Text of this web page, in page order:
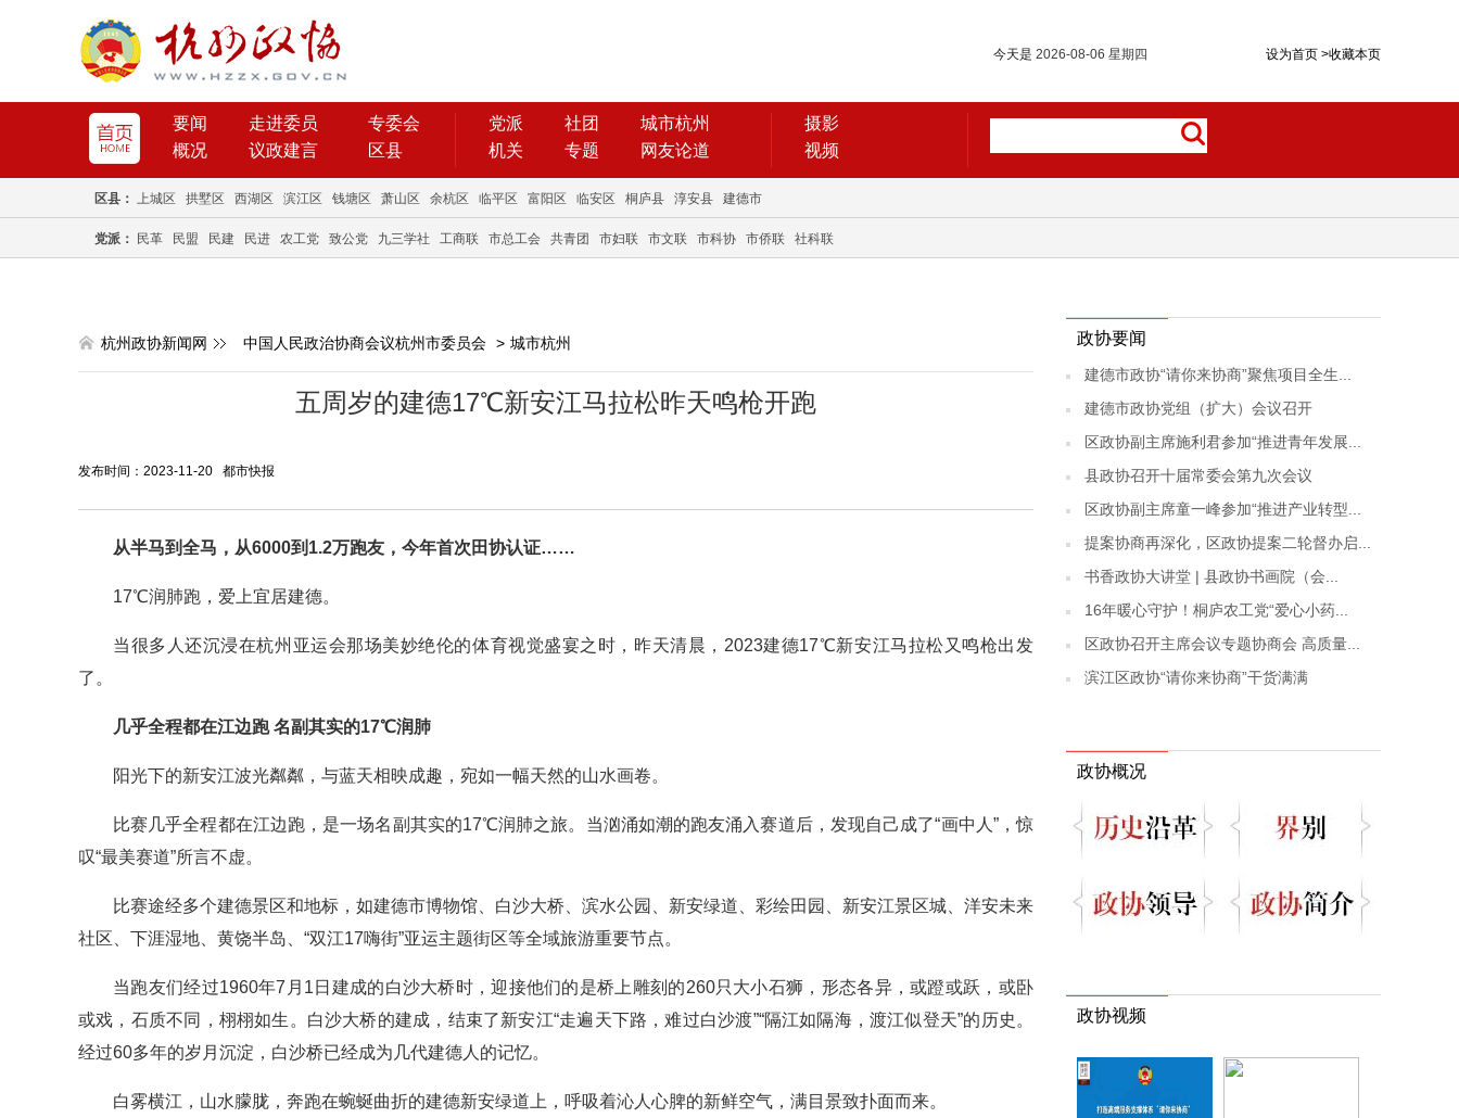
设为首页 >收藏本页
今天是 2026-08-06 星期四
要闻 走进委员
专委会
概况
议政建言 区县
党派 社团
城市杭州
机关
专题 网友论道
摄影
视频
区县： 上城区 拱墅区 西湖区 滨江区 钱塘区 萧山区 余杭区 临平区 富阳区 临安区 桐庐县 淳安县 建德市
党派： 民革 民盟 民建 民进 农工党 致公党 九三学社 工商联 市总工会 共青团 市妇联 市文联 市科协 市侨联 社科联
杭州政协新闻网 中国人民政治协商会议杭州市委员会 > 城市杭州
五周岁的建德17℃新安江马拉松昨天鸣枪开跑
发布时间：2023-11-20 都市快报
从半马到全马，从6000到1.2万跑友，今年首次田协认证……
17℃润肺跑，爱上宜居建德。
当很多人还沉浸在杭州亚运会那场美妙绝伦的体育视觉盛宴之时，昨天清晨，2023建德17℃新安江马拉松又鸣枪出发
了。
几乎全程都在江边跑 名副其实的17℃润肺
阳光下的新安江波光粼粼，与蓝天相映成趣，宛如一幅天然的山水画卷。
比赛几乎全程都在江边跑，是一场名副其实的17℃润肺之旅。当汹涌如潮的跑友涌入赛道后，发现自己成了“画中人”，惊
叹“最美赛道”所言不虚。
比赛途经多个建德景区和地标，如建德市博物馆、白沙大桥、滨水公园、新安绿道、彩绘田园、新安江景区城、洋安未来
社区、下涯湿地、黄饶半岛、“双江17嗨街”亚运主题街区等全域旅游重要节点。
当跑友们经过1960年7月1日建成的白沙大桥时，迎接他们的是桥上雕刻的260只大小石狮，形态各异，或蹬或跃，或卧
或戏，石质不同，栩栩如生。白沙大桥的建成，结束了新安江“走遍天下路，难过白沙渡”“隔江如隔海，渡江似登天”的历史。
经过60多年的岁月沉淀，白沙桥已经成为几代建德人的记忆。
白雾横江，山水朦胧，奔跑在蜿蜒曲折的建德新安绿道上，呼吸着沁人心脾的新鲜空气，满目景致扑面而来。
政协要闻
建德市政协“请你来协商”聚焦项目全生...
建德市政协党组（扩大）会议召开
区政协副主席施利君参加“推进青年发展...
县政协召开十届常委会第九次会议
区政协副主席童一峰参加“推进产业转型...
提案协商再深化，区政协提案二轮督办启...
书香政协大讲堂 | 县政协书画院（会...
16年暖心守护！桐庐农工党“爱心小药...
区政协召开主席会议专题协商会 高质量...
滨江区政协“请你来协商”干货满满
政协概况
政协视频